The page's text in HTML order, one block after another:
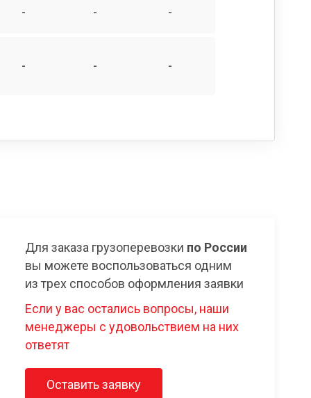
- - -
- - -
Для заказа грузоперевозки по России
вы можете воспользоваться одним
из трех способов оформления заявки
Если у вас остались вопросы, наши
менеджеры с удовольствием на них
ответят
Оставить заявку